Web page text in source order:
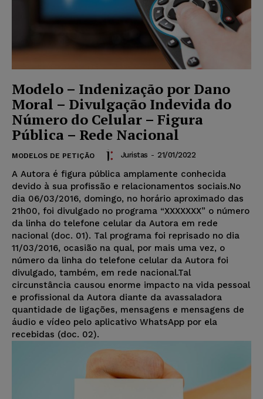
Modelo – Indenização por Dano
Moral – Divulgação Indevida do
Número do Celular – Figura
Pública – Rede Nacional
MODELOS DE PETIÇÃO Juristas - 21/01/2022
A Autora é figura pública amplamente conhecida
devido à sua profissão e relacionamentos sociais.No
dia 06/03/2016, domingo, no horário aproximado das
21h00, foi divulgado no programa “XXXXXXX” o número
da linha do telefone celular da Autora em rede
nacional (doc. 01). Tal programa foi reprisado no dia
11/03/2016, ocasião na qual, por mais uma vez, o
número da linha do telefone celular da Autora foi
divulgado, também, em rede nacional.Tal
circunstância causou enorme impacto na vida pessoal
e profissional da Autora diante da avassaladora
quantidade de ligações, mensagens e mensagens de
áudio e vídeo pelo aplicativo WhatsApp por ela
recebidas (doc. 02).